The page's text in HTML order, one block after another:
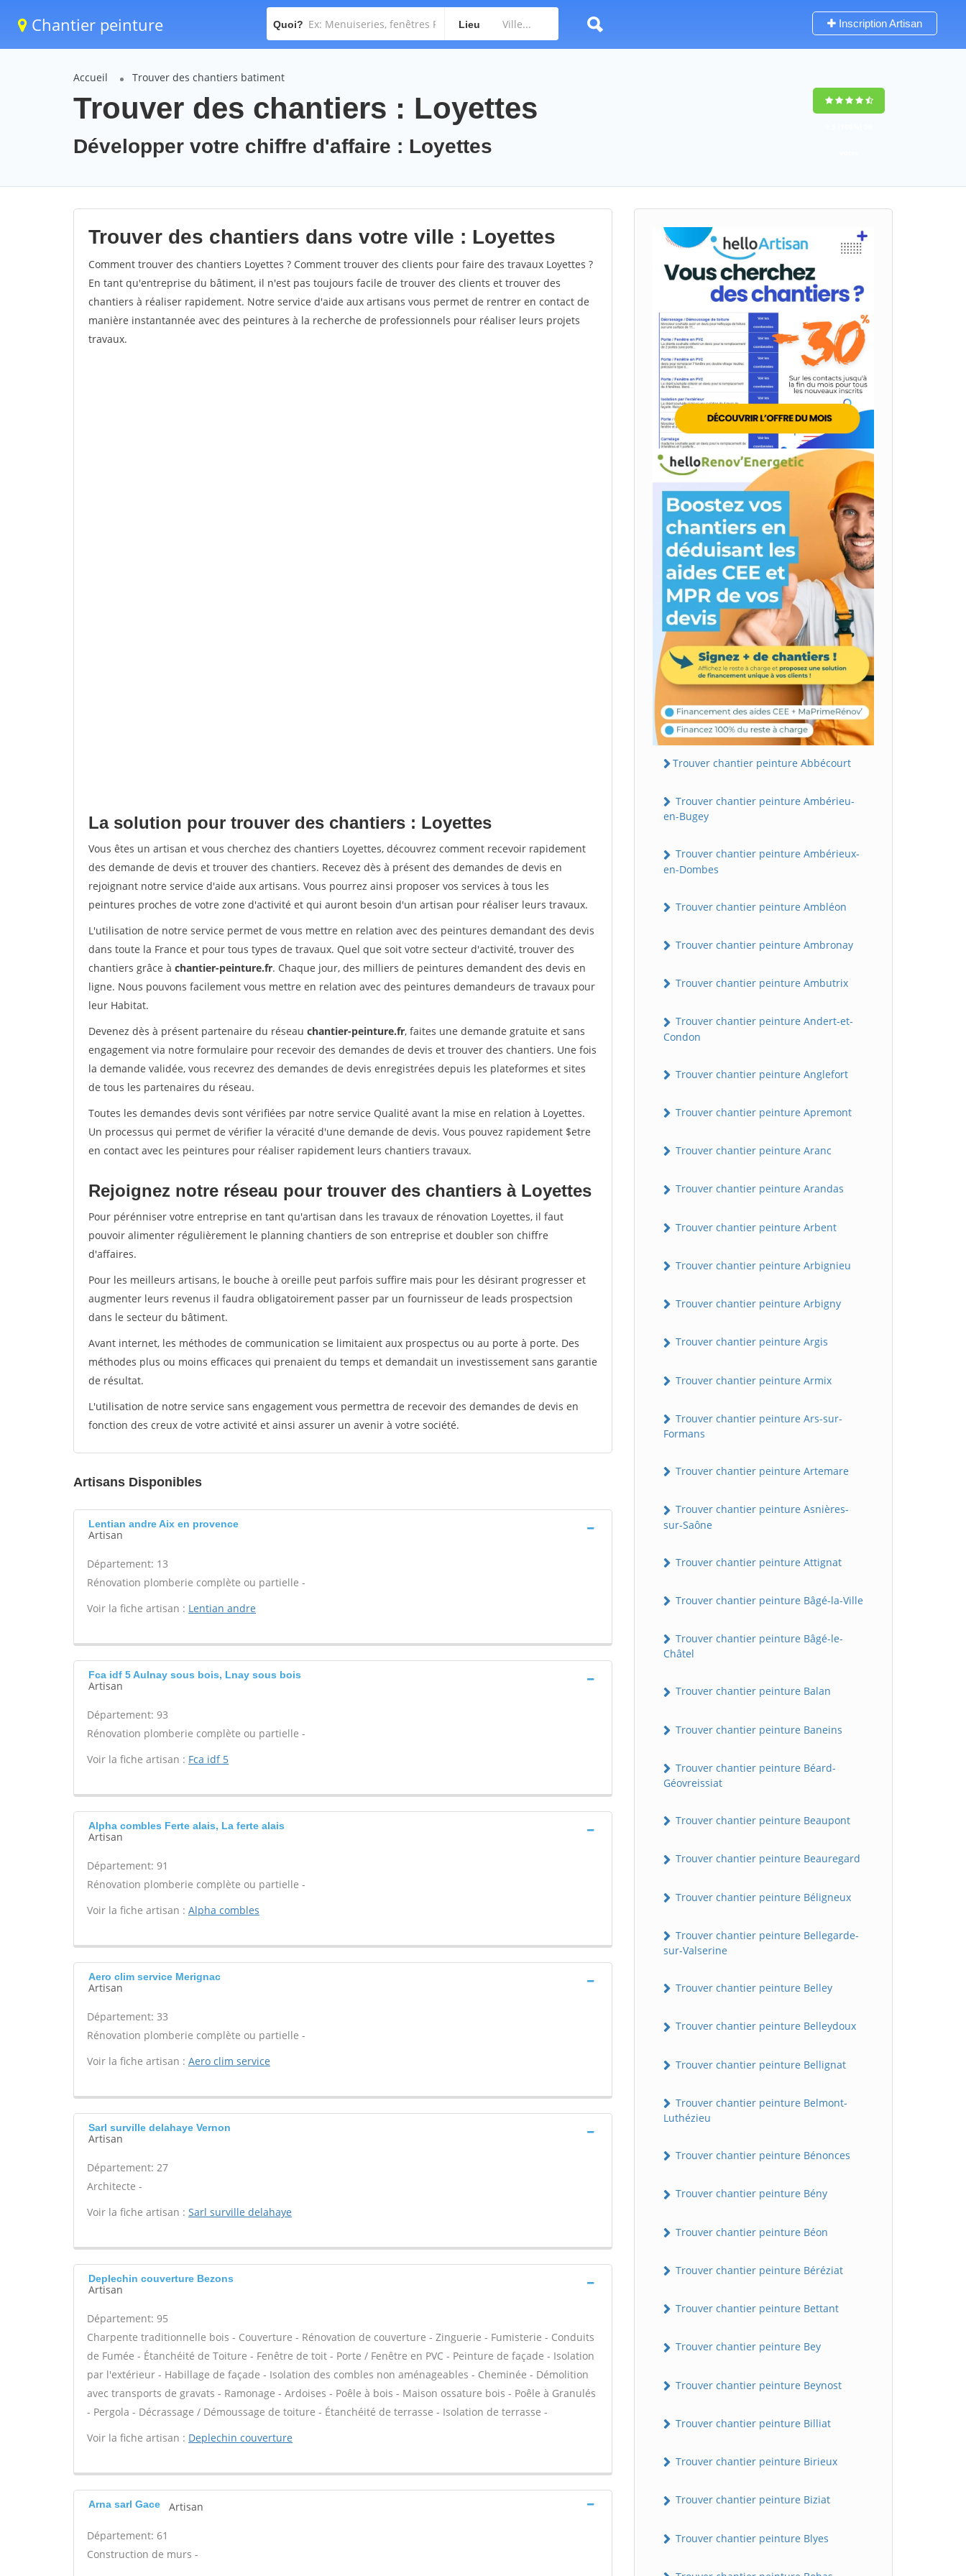
Chantier peinture Quoi? Lieu Inscription Artisan
Accueil Trouver des chantiers batiment
Trouver des chantiers : Loyettes
Développer votre chiffre d'affaire : Loyettes
Trouver des chantiers dans votre ville : Loyettes
Comment trouver des chantiers Loyettes ? Comment trouver des clients pour faire des travaux Loyettes ?
En tant qu'entreprise du bâtiment, il n'est pas toujours facile de trouver des clients et trouver des
chantiers à réaliser rapidement. Notre service d'aide aux artisans vous permet de rentrer en contact de
manière instantannée avec des peintures à la recherche de professionnels pour réaliser leurs projets
travaux.
La solution pour trouver des chantiers : Loyettes
Vous êtes un artisan et vous cherchez des chantiers Loyettes, découvrez comment recevoir rapidement
des demande de devis et trouver des chantiers. Recevez dès à présent des demandes de devis en
rejoignant notre service d'aide aux artisans. Vous pourrez ainsi proposer vos services à tous les
peintures proches de votre zone d'activité et qui auront besoin d'un artisan pour réaliser leurs travaux.
L'utilisation de notre service permet de vous mettre en relation avec des peintures demandant des devis
dans toute la France et pour tous types de travaux. Quel que soit votre secteur d'activité, trouver des
chantiers grâce à chantier-peinture.fr. Chaque jour, des milliers de peintures demandent des devis en
ligne. Nous pouvons facilement vous mettre en relation avec des peintures demandeurs de travaux pour
leur Habitat.
Devenez dès à présent partenaire du réseau chantier-peinture.fr, faites une demande gratuite et sans
engagement via notre formulaire pour recevoir des demandes de devis et trouver des chantiers. Une fois
la demande validée, vous recevrez des demandes de devis enregistrées depuis les plateformes et sites
de tous les partenaires du réseau.
Toutes les demandes devis sont vérifiées par notre service Qualité avant la mise en relation à Loyettes.
Un processus qui permet de vérifier la véracité d'une demande de devis. Vous pouvez rapidement $etre
en contact avec les peintures pour réaliser rapidement leurs chantiers travaux.
Rejoignez notre réseau pour trouver des chantiers à Loyettes
Pour pérénniser votre entreprise en tant qu'artisan dans les travaux de rénovation Loyettes, il faut
pouvoir alimenter régulièrement le planning chantiers de son entreprise et doubler son chiffre
d'affaires.
Pour les meilleurs artisans, le bouche à oreille peut parfois suffire mais pour les désirant progresser et
augmenter leurs revenus il faudra obligatoirement passer par un fournisseur de leads prospectsion
dans le secteur du bâtiment.
Avant internet, les méthodes de communication se limitaient aux prospectus ou au porte à porte. Des
méthodes plus ou moins efficaces qui prenaient du temps et demandait un investissement sans garantie
de résultat.
L'utilisation de notre service sans engagement vous permettra de recevoir des demandes de devis en
fonction des creux de votre activité et ainsi assurer un avenir à votre société.
Artisans Disponibles
Lentian andre Aix en provence
Artisan
Département: 13
Rénovation plomberie complète ou partielle -
Voir la fiche artisan : Lentian andre
Fca idf 5 Aulnay sous bois, Lnay sous bois
Artisan
Département: 93
Rénovation plomberie complète ou partielle -
Voir la fiche artisan : Fca idf 5
Alpha combles Ferte alais, La ferte alais
Artisan
Département: 91
Rénovation plomberie complète ou partielle -
Voir la fiche artisan : Alpha combles
Aero clim service Merignac
Artisan
Département: 33
Rénovation plomberie complète ou partielle -
Voir la fiche artisan : Aero clim service
Sarl surville delahaye Vernon
Artisan
Département: 27
Architecte -
Voir la fiche artisan : Sarl surville delahaye
Deplechin couverture Bezons
Artisan
Département: 95
Charpente traditionnelle bois - Couverture - Rénovation de couverture - Zinguerie - Fumisterie - Conduits
de Fumée - Étanchéité de Toiture - Fenêtre de toit - Porte / Fenêtre en PVC - Peinture de façade - Isolation
par l'extérieur - Habillage de façade - Isolation des combles non aménageables - Cheminée - Démolition
avec transports de gravats - Ramonage - Ardoises - Poêle à bois - Maison ossature bois - Poêle à Granulés
- Pergola - Décrassage / Démoussage de toiture - Étanchéité de terrasse - Isolation de terrasse -
Voir la fiche artisan : Deplechin couverture
Arna sarl Gace Artisan
Département: 61
Construction de murs -
Trouver chantier peinture Abbécourt
Trouver chantier peinture Ambérieu-
en-Bugey
Trouver chantier peinture Ambérieux-
en-Dombes
Trouver chantier peinture Ambléon
Trouver chantier peinture Ambronay
Trouver chantier peinture Ambutrix
Trouver chantier peinture Andert-et-
Condon
Trouver chantier peinture Anglefort
Trouver chantier peinture Apremont
Trouver chantier peinture Aranc
Trouver chantier peinture Arandas
Trouver chantier peinture Arbent
Trouver chantier peinture Arbignieu
Trouver chantier peinture Arbigny
Trouver chantier peinture Argis
Trouver chantier peinture Armix
Trouver chantier peinture Ars-sur-
Formans
Trouver chantier peinture Artemare
Trouver chantier peinture Asnières-
sur-Saône
Trouver chantier peinture Attignat
Trouver chantier peinture Bâgé-la-Ville
Trouver chantier peinture Bâgé-le-
Châtel
Trouver chantier peinture Balan
Trouver chantier peinture Baneins
Trouver chantier peinture Béard-
Géovreissiat
Trouver chantier peinture Beaupont
Trouver chantier peinture Beauregard
Trouver chantier peinture Béligneux
Trouver chantier peinture Bellegarde-
sur-Valserine
Trouver chantier peinture Belley
Trouver chantier peinture Belleydoux
Trouver chantier peinture Bellignat
Trouver chantier peinture Belmont-
Luthézieu
Trouver chantier peinture Bénonces
Trouver chantier peinture Bény
Trouver chantier peinture Béon
Trouver chantier peinture Béréziat
Trouver chantier peinture Bettant
Trouver chantier peinture Bey
Trouver chantier peinture Beynost
Trouver chantier peinture Billiat
Trouver chantier peinture Birieux
Trouver chantier peinture Biziat
Trouver chantier peinture Blyes